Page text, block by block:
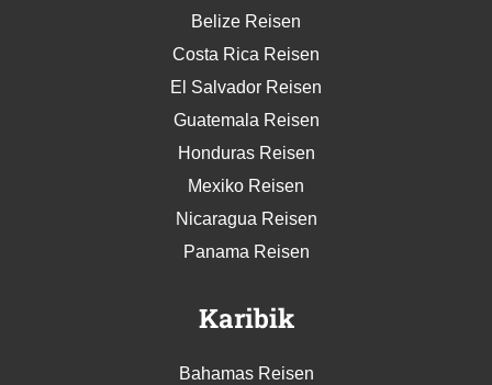
Belize Reisen
Costa Rica Reisen
El Salvador Reisen
Guatemala Reisen
Honduras Reisen
Mexiko Reisen
Nicaragua Reisen
Panama Reisen
Karibik
Bahamas Reisen